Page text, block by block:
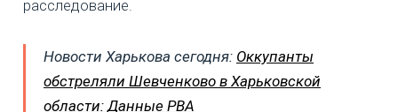
расследование.
Новости Харькова сегодня: Оккупанты
обстреляли Шевченково в Харьковской
области: Данные РВА